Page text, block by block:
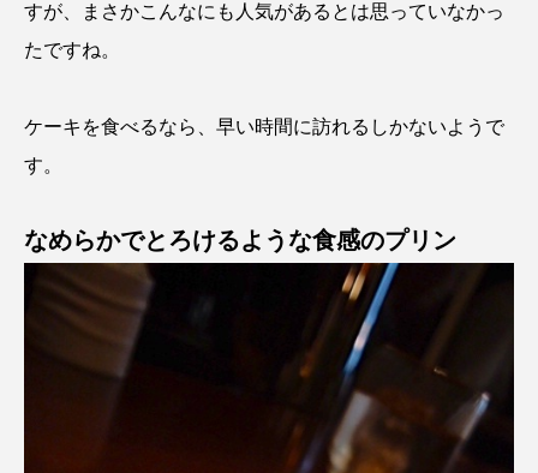
すが、まさかこんなにも人気があるとは思っていなかっ
たですね。
ケーキを食べるなら、早い時間に訪れるしかないようで
す。
なめらかでとろけるような食感のプリン